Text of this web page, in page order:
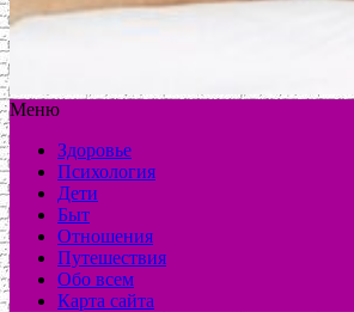
Меню
Здоровье
Психология
Дети
Быт
Отношения
Путешествия
Обо всем
Карта сайта